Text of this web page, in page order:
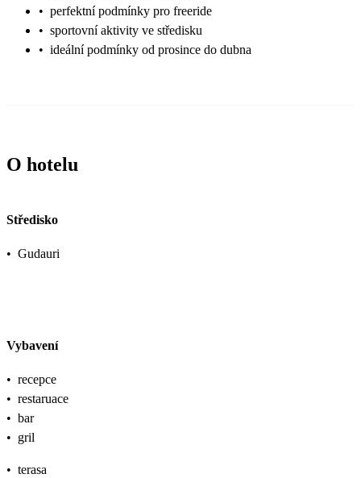
• perfektní podmínky pro freeride
• sportovní aktivity ve středisku
• ideální podmínky od prosince do dubna
O hotelu
Středisko
• Gudauri
Vybavení
• recepce
• restaruace
• bar
• gril
• terasa